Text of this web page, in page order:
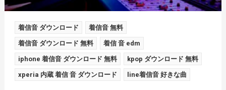
着信音 ダウンロード 着信音 無料
着信音 ダウンロード 無料 着信 音 edm
iphone 着信音 ダウンロード 無料 kpop ダウンロード 無料
xperia 内蔵 着信 音 ダウンロード line着信音 好きな曲